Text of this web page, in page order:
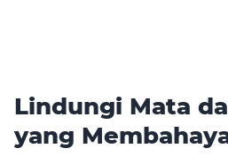
Lindungi Mata
yang